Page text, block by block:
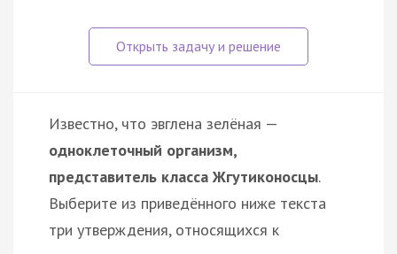
Известно, что эвглена зелёная —
одноклеточный организм,
представитель класса Жгутиконосцы.
Выберите из приведённого ниже текста
три утверждения, относящихся к